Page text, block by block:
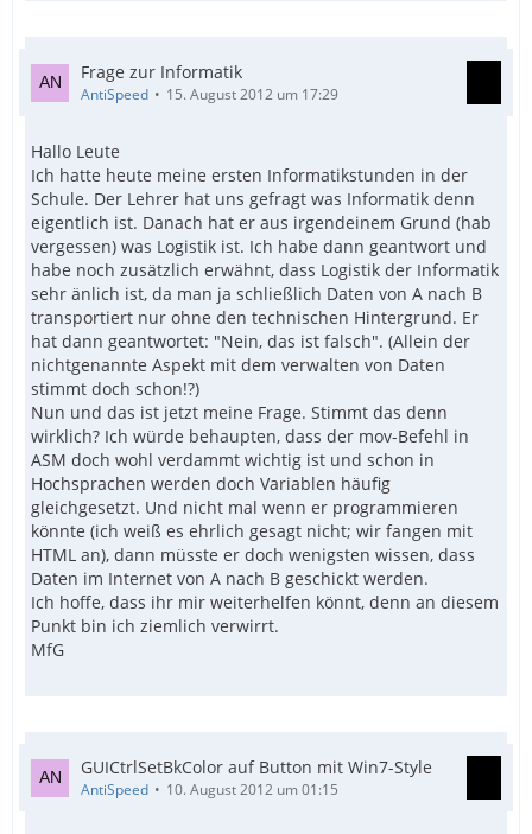
Frage zur Informatik
AntiSpeed 15. August 2012 um 17:29
Hallo Leute
Ich hatte heute meine ersten Informatikstunden in der
Schule. Der Lehrer hat uns gefragt was Informatik denn
eigentlich ist. Danach hat er aus irgendeinem Grund (hab
vergessen) was Logistik ist. Ich habe dann geantwort und
habe noch zusätzlich erwähnt, dass Logistik der Informatik
sehr änlich ist, da man ja schließlich Daten von A nach B
transportiert nur ohne den technischen Hintergrund. Er
hat dann geantwortet: "Nein, das ist falsch". (Allein der
nichtgenannte Aspekt mit dem verwalten von Daten
stimmt doch schon!?)
Nun und das ist jetzt meine Frage. Stimmt das denn
wirklich? Ich würde behaupten, dass der mov-Befehl in
ASM doch wohl verdammt wichtig ist und schon in
Hochsprachen werden doch Variablen häufig
gleichgesetzt. Und nicht mal wenn er programmieren
könnte (ich weiß es ehrlich gesagt nicht; wir fangen mit
HTML an), dann müsste er doch wenigsten wissen, dass
Daten im Internet von A nach B geschickt werden.
Ich hoffe, dass ihr mir weiterhelfen könnt, denn an diesem
Punkt bin ich ziemlich verwirrt.
MfG
GUICtrlSetBkColor auf Button mit Win7-Style
AntiSpeed 10. August 2012 um 01:15